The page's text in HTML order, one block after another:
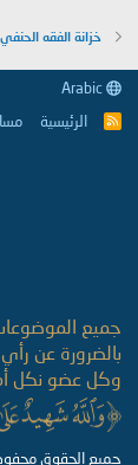
خزانة الفقه الحنفي
R
الرئيسية
جميع
بالضرورة عن
وكل عضو نكل
جميع الحقوق